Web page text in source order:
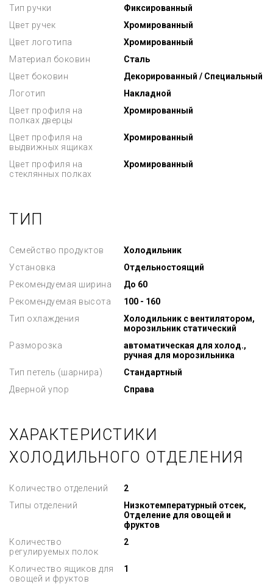
Тип ручки
Фиксированный
Цвет ручек
Хромированный
Цвет логотипа
Хромированный
Материал боковин
Сталь
Цвет боковин
Декорированный / Специальный
Логотип
Накладной
Цвет профиля на
полках дверцы
Хромированный
Цвет профиля на
выдвижных ящиках
Хромированный
Цвет профиля на
стеклянных полках
Хромированный
ТИП
Семейство продуктов
Холодильник
Установка
Отдельностоящий
Рекомендуемая ширина
До 60
Рекомендуемая высота
100 - 160
Тип охлаждения
Холодильник с вентилятором,
морозильник статический
Разморозка
автоматическая для холод.,
ручная для морозильника
Тип петель (шарнира)
Стандартный
Дверной упор
Справа
ХАРАКТЕРИСТИКИ
ХОЛОДИЛЬНОГО ОТДЕЛЕНИЯ
Количество отделений
2
Типы отделений
Низкотемпературный отсек,
Отделение для овощей и
фруктов
Количество
регулируемых полок
2
Количество ящиков для
овощей и фруктов
1